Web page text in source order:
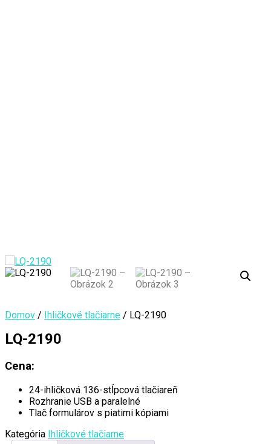
Domov / Ihličkové tlačiarne / LQ-2190
LQ-2190
Cena:
24-ihličková 136-stĺpcová tlačiareň
Rozhranie USB a paralelné
Tlač formulárov s piatimi kópiami
Kategória Ihličkové tlačiarne